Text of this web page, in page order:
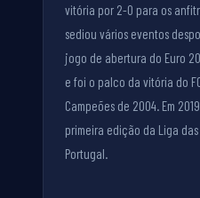
vitória por 2-0 para os
sediou vários eventos
jogo de abertura do Euro
e foi o palco da vitória do
Campeões de 2004. Em
primeira edição da Liga
Portugal.